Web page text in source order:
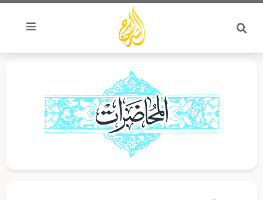
تخطي
المحتوى